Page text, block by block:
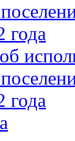
года
года